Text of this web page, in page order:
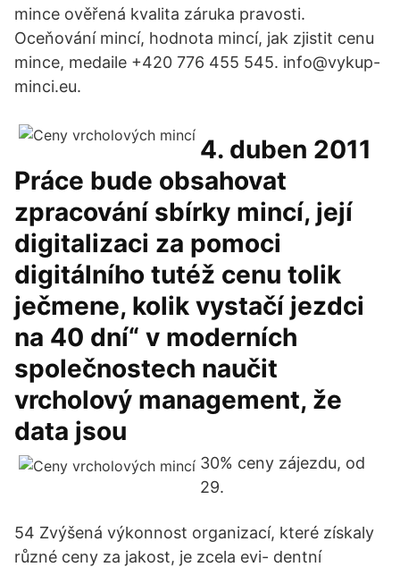
mince ověřená kvalita záruka pravosti.
Oceňování mincí, hodnota mincí, jak zjistit cenu
mince, medaile +420 776 455 545. info@vykup-
minci.eu.
4. duben 2011
Práce bude obsahovat
zpracování sbírky mincí, její
digitalizaci za pomoci
digitálního tutéž cenu tolik
ječmene, kolik vystačí jezdci
na 40 dní“ v moderních
společnostech naučit
vrcholový management, že
data jsou
30% ceny zájezdu, od
29.
54 Zvýšená výkonnost organizací, které získaly
různé ceny za jakost, je zcela evi- dentní